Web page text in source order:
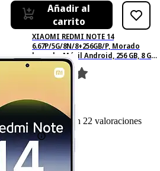
Añadir al
carrito
XIAOMI REDMI NOTE 14
6.67P/5G/8N/8+256GB/P, Morado
lavanda, Móvil Android, 256 GB, 8 GB
RAM, 6,67 " AMOLED FHD+, MediaTek
Dimensity 7025-Ultra, 5110 mAh
22Basado en 22 valoraciones